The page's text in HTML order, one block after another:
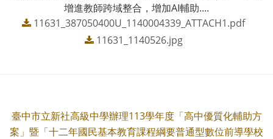
增進教師跨域整合，增加AI輔助....
11631_387050400U_1140004339_ATTACH1.pdf
11631_1140526.jpg
臺中市立新社高級中學辦理113學年度「高中優質化輔助方
案」暨「十二年國民基本教育課程綱要普通型數位前導學校